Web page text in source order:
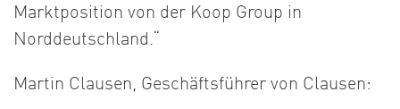
Marktposition von der Koop Group in
Norddeutschland.“
Martin Clausen, Geschäftsführer von Clausen: